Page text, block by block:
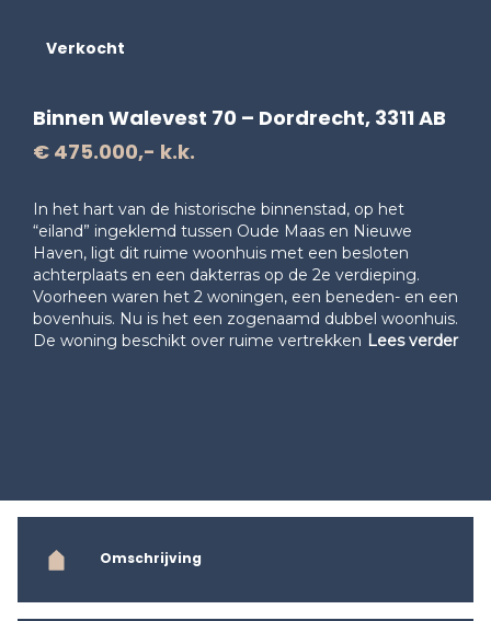
Verkocht
Binnen Walevest 70 – Dordrecht, 3311 AB
€ 475.000,- k.k.
In het hart van de historische binnenstad, op het
“eiland” ingeklemd tussen Oude Maas en Nieuwe
Haven, ligt dit ruime woonhuis met een besloten
achterplaats en een dakterras op de 2e verdieping.
Voorheen waren het 2 woningen, een beneden- en een
bovenhuis. Nu is het een zogenaamd dubbel woonhuis.
De woning beschikt over ruime vertrekken Lees verder
Omschrijving